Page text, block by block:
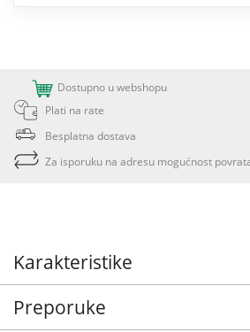
Dostupno u webshopu
Plati na rate
Besplatna dostava
Za isporuku na adresu mogućnost
Karakteristike
Preporuke